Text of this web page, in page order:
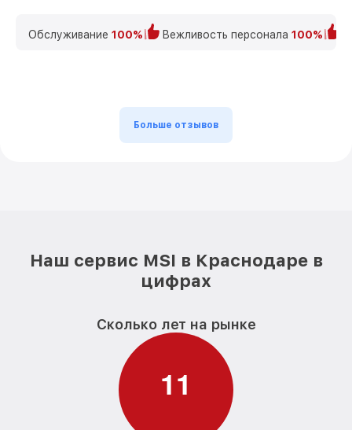
Обслуживание 100% Вежливость персонала 100%
Больше отзывов
Наш сервис MSI в Краснодаре в
цифрах
Сколько лет на рынке
11